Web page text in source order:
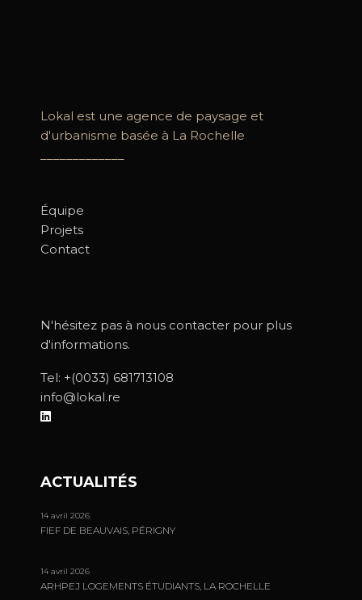
Lokal est une agence de paysage et
d'urbanisme basée à La Rochelle
Équipe
Projets
Contact
N'hésitez pas à nous contacter pour plus
d'informations.
Tel: +(0033) 681713108
info@lokal.re
ACTUALITÉS
14 avril 2026
FIEF DE BEAUVAIS, PÉRIGNY
14 avril 2026
ARHPEJ LOGEMENTS ÉTUDIANTS, LA ROCHELLE